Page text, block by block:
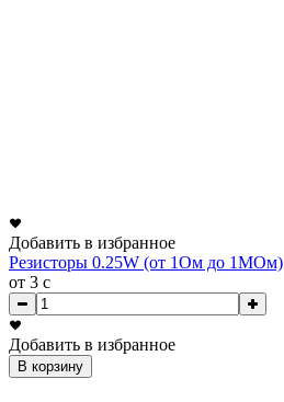
Добавить в избранное
Резисторы 0.25W (от 1Ом до 1МОм)
от 3 c
Добавить в избранное
В корзину